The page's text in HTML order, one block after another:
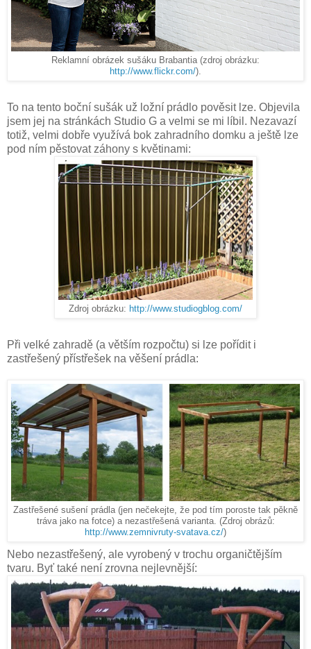
Reklamní obrázek sušáku Brabantia (zdroj obrázku:
http://www.flickr.com/).
To na tento boční sušák už ložní prádlo pověsit lze. Objevila
jsem jej na stránkách Studio G a velmi se mi líbil. Nezavazí
totiž, velmi dobře využívá bok zahradního domku a ještě lze
pod ním pěstovat záhony s květinami:
Zdroj obrázku: http://www.studiogblog.com/
Při velké zahradě (a větším rozpočtu) si lze pořídit i
zastřešený přístřešek na věšení prádla:
Zastřešené sušení prádla (jen nečekejte, že pod tím poroste tak pěkně
tráva jako na fotce) a nezastřešená varianta. (Zdroj obrázů:
http://www.zemnivruty-svatava.cz/)
Nebo nezastřešený, ale vyrobený v trochu organičtějším
tvaru. Byť také není zrovna nejlevnější: